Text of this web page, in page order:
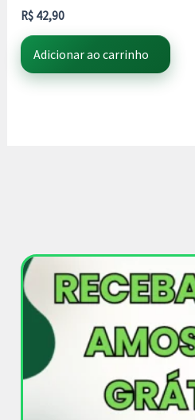
R$ 42,90
Adicionar ao carrinho